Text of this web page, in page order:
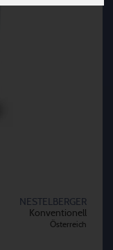
NESTELBERGER
Konventionell
Österreich